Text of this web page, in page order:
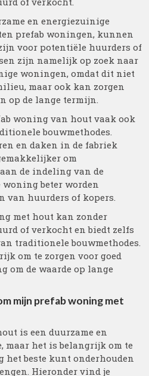
en energiezuinige
prefab woningen, kunnen
voor potentiële huurders of
zijn namelijk op zoek naar
woningen, omdat dit niet
maar ook kan zorgen
op de lange termijn.
woning van hout vaak ook
bouwmethodes.
en daken in de fabriek
om
de indeling van de
beter worden
van huurders of kopers.
met hout kan zonder
of verkocht en biedt zelfs
traditionele bouwmethodes.
om te zorgen voor goed
om de waarde op lange
mijn prefab woning met
is een duurzame en
het is belangrijk om te
het beste kunt onderhouden
Hieronder vind je